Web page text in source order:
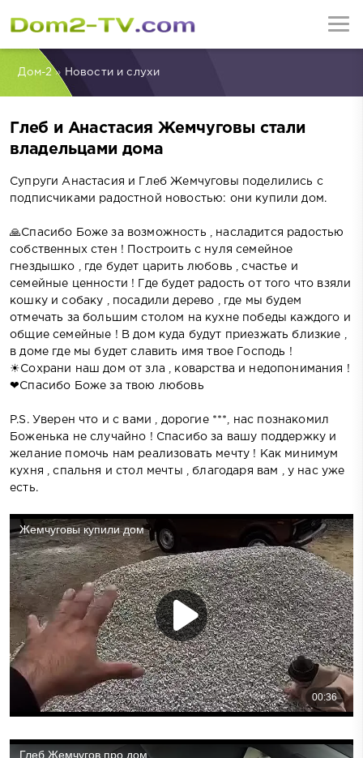
Дом-2» Новости и слухи
Глеб и Анастасия Жемчуговы стали
владельцами дома
Супруги Анастасия и Глеб Жемчуговы поделились с
подписчиками радостной новостью: они купили дом.
🙏Спасибо Боже за возможность , насладится радостью
собственных стен ! Построить с нуля семейное
гнездышко , где будет царить любовь , счастье и
семейные ценности ! Где будет радость от того что взяли
кошку и собаку , посадили дерево , где мы будем
отмечать за большим столом на кухне победы каждого и
общие семейные ! В дом куда будут приезжать близкие ,
в доме где мы будет славить имя твое Господь !
☀Сохрани наш дом от зла , коварства и недопонимания !
❤Спасибо Боже за твою любовь
P.S. Уверен что и с вами , дорогие ***, нас познакомил
Боженька не случайно ! Спасибо за вашу поддержку и
желание помочь нам реализовать мечту ! Как минимум
кухня , спальня и стол мечты , благодаря вам , у нас уже
есть.